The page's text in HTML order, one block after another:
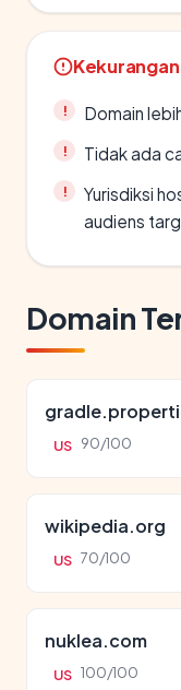
Kekurangan
Domain
Tidak ada
Yurisdiksi
audiens
Domain
US 90/100
wikipedia.org
US 70/100
nuklea.com
US 100/100